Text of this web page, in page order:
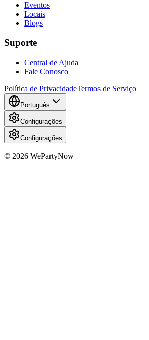
Eventos
Locais
Blogs
Suporte
Central de Ajuda
Fale Conosco
Política de PrivacidadeTermos de Serviço
Português
Configurações
Configurações
© 2026 WePartyNow